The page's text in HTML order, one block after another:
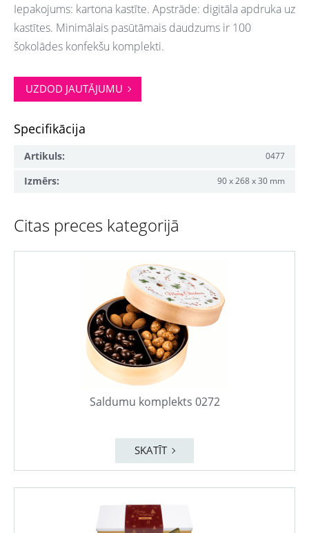
Iepakojums: kartona kastīte. Apstrāde: digitāla apdruka uz
kastītes. Minimālais pasūtāmais daudzums ir 100
šokolādes konfekšu komplekti.
UZDOD JAUTĀJUMU
Specifikācija
Artikuls: 0477
Izmērs: 90 x 268 x 30 mm
Citas preces kategorijā
Saldumu komplekts 0272
SKATĪT